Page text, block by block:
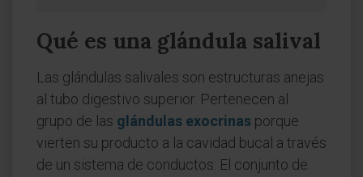
Qué es una glándula salival
Las glándulas salivales son estructuras anejas
al tubo digestivo superior. Pertenecen al
grupo de las glándulas exocrinas porque
vierten su producto a la cavidad bucal a través
de un sistema de conductos. El conjunto de